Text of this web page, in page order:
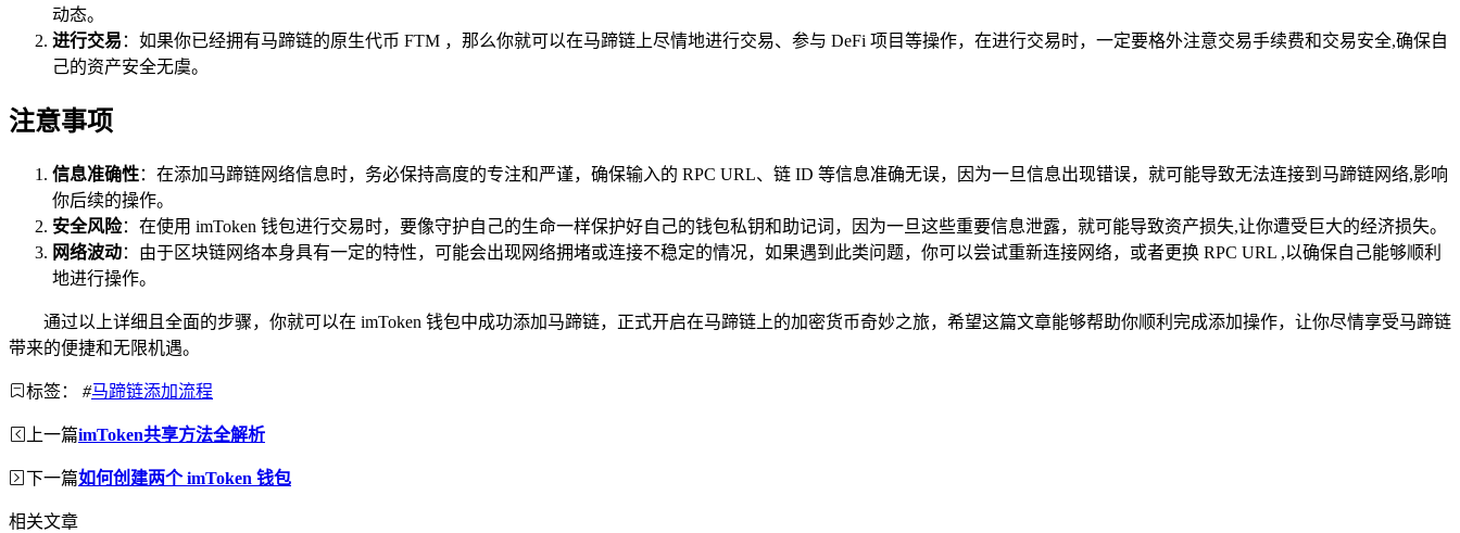
动态。
进行交易 ：如果你已经拥有马蹄链的原生代币 FTM ，那么你就可以在马蹄链上尽情地进行交易、参与 DeFi 项目等操作，在进行交易时，一定要格外注意交易手续费和交易安全,确保自
己的资产安全无虞。
注意事项
信息准确性：在添加马蹄链网络信息时，务必保持高度的专注和严谨，确保输入的 RPC URL、链 ID 等信息准确无误，因为一旦信息出现错误，就可能导致无法连接到马蹄链网络,影响
你后续的操作。
安全风险：在使用 imToken 钱包进行交易时，要像守护自己的生命一样保护好自己的钱包私钥和助记词，因为一旦这些重要信息泄露，就可能导致资产损失,让你遭受巨大的经济损失。
网络波动：由于区块链网络本身具有一定的特性，可能会出现网络拥堵或连接不稳定的情况，如果遇到此类问题，你可以尝试重新连接网络，或者更换 RPC URL ,以确保自己能够顺利
地进行操作。
通过以上详细且全面的步骤，你就可以在 imToken 钱包中成功添加马蹄链，正式开启在马蹄链上的加密货币奇妙之旅，希望这篇文章能够帮助你顺利完成添加操作，让你尽情享受马蹄链
带来的便捷和无限机遇。
标签： #马蹄链添加流程
上一篇imToken共享方法全解析
下一篇如何创建两个 imToken 钱包
相关文章